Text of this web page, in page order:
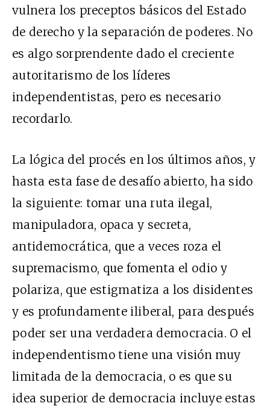
vulnera los preceptos básicos del Estado
de derecho y la separación de poderes. No
es algo sorprendente dado el creciente
autoritarismo de los líderes
independentistas, pero es necesario
recordarlo.
La lógica del procés en los últimos años, y
hasta esta fase de desafío abierto, ha sido
la siguiente: tomar una ruta ilegal,
manipuladora, opaca y secreta,
antidemocrática, que a veces roza el
supremacismo, que fomenta el odio y
polariza, que estigmatiza a los disidentes
y es profundamente iliberal, para después
poder ser una verdadera democracia. O el
independentismo tiene una visión muy
limitada de la democracia, o es que su
idea superior de democracia incluye estas